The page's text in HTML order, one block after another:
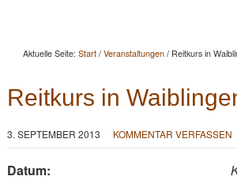
Aktuelle Seite: Start / Veranstaltungen /Reitkurs in
Reitkurs in
3. SEPTEMBER 2013 KOMMENTAR VERFASSEN
Datum: